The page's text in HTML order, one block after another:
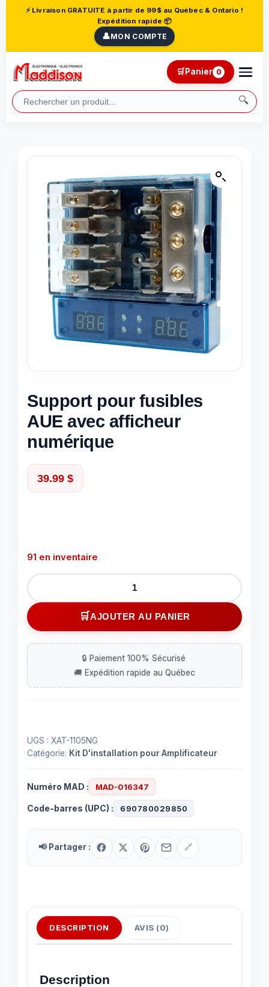
⚡ Livraison GRATUITE à partir de 99$ au Québec & Ontario !
Expédition rapide 📦
👤MON COMPTE
🔍
🛒Panier 0
Support pour fusibles
AUE avec afficheur
numérique
39.99 $
91 en inventaire
quantité
de
Support
pour
AUE
avec
afficheur
AJOUTER AU PANIER
UGS : XAT-1105NG
Catégorie: Kit D'installation pour Amplificateur
Numéro MAD : MAD-016347
Code-barres (UPC) : 690780029850
📢 Partager : 🔗
DESCRIPTION AVIS (0)
Description